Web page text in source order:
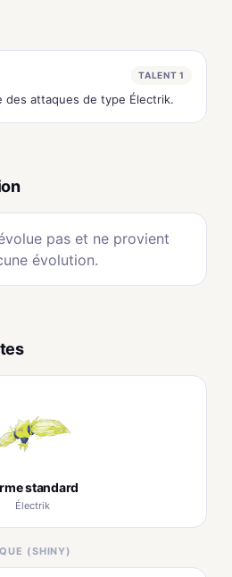
TALENT 1
des attaques de type Électrik.
pas et ne provient
évolution.
standard
Électrik
(SHINY)